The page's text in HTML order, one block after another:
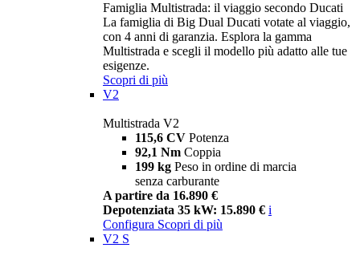
Famiglia Multistrada: il viaggio secondo Ducati
La famiglia di Big Dual Ducati votate al viaggio,
con 4 anni di garanzia. Esplora la gamma
Multistrada e scegli il modello più adatto alle tue
esigenze.
Scopri di più
V2
Multistrada V2
115,6 CV Potenza
92,1 Nm Coppia
199 kg Peso in ordine di marcia
senza carburante
A partire da 16.890 €
Depotenziata 35 kW: 15.890 € i
Configura Scopri di più
V2 S